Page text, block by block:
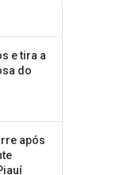
e tira a
do
após